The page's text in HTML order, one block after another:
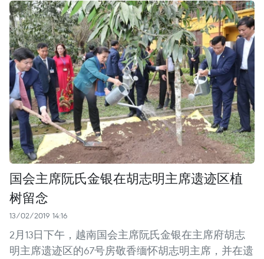
国会主席阮氏金银在胡志明主席遗迹区植
树留念
13/02/2019 14:16
2月13日下午，越南国会主席阮氏金银在主席府胡志
明主席遗迹区的67号房敬香缅怀胡志明主席，并在遗